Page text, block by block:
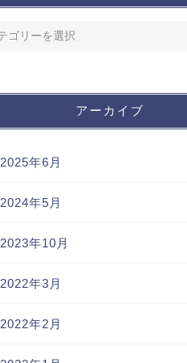
アーカイブ
2025年6月
2024年5月
2023年10月
2022年3月
2022年2月